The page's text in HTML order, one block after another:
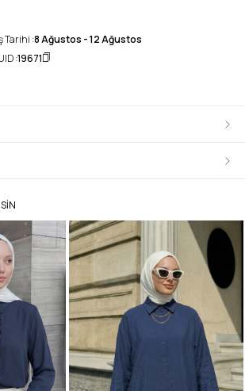
Tarihi :8 Ağustos - 12 Ağustos
:19671